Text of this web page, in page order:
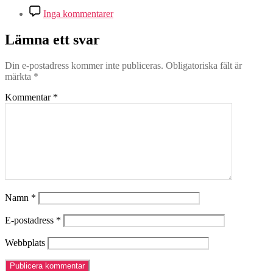
Inga kommentarertill
Mercury
1963
Lämna ett svar
Din e-postadress kommer inte publiceras. Obligatoriska fält är
märkta *
Kommentar *
Namn *
E-postadress *
Webbplats